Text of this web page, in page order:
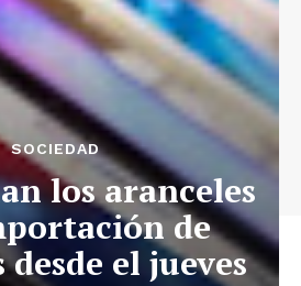
SOCIEDAD
los aranceles
de
el jueves